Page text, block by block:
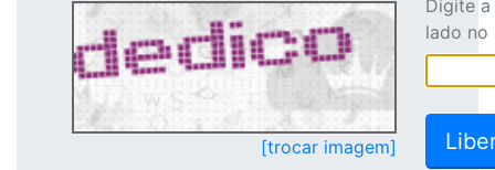
[trocar imagem]
Digite
lado no